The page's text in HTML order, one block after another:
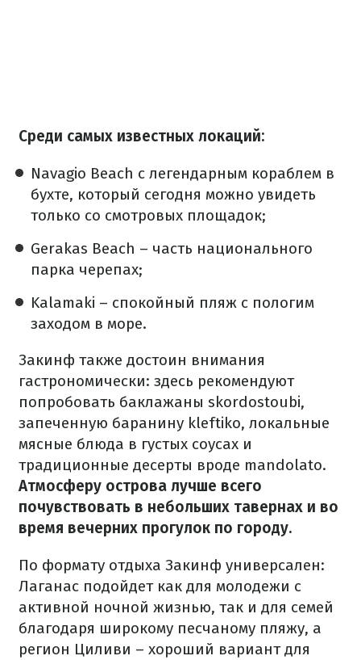
Среди самых известных локаций:
Navagio Beach с легендарным кораблем в
бухте, который сегодня можно увидеть
только со смотровых площадок;
Gerakas Beach – часть национального
парка черепах;
Kalamaki – спокойный пляж с пологим
заходом в море.
Закинф также достоин внимания
гастрономически: здесь рекомендуют
попробовать баклажаны skordostoubi,
запеченную баранину kleftiko, локальные
мясные блюда в густых соусах и
традиционные десерты вроде mandolato.
Атмосферу острова лучше всего
почувствовать в небольших тавернах и во
время вечерних прогулок по городу.
По формату отдыха Закинф универсален:
Лаганас подойдет как для молодежи с
активной ночной жизнью, так и для семей
благодаря широкому песчаному пляжу, а
регион Циливи – хороший вариант для